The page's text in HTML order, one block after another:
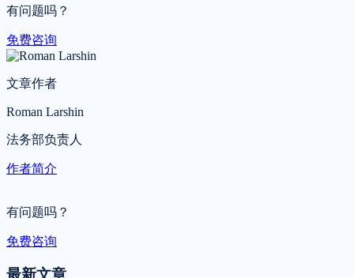
有问题吗？
免费咨询
文章作者
Roman Larshin
法务部负责人
作者简介
有问题吗？
免费咨询